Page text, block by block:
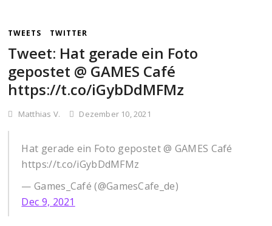
TWEETS TWITTER
Tweet: Hat gerade ein Foto
gepostet @ GAMES Café
https://t.co/iGybDdMFMz
Matthias V. Dezember 10, 2021
Hat gerade ein Foto gepostet @ GAMES Café
https://t.co/iGybDdMFMz
— Games_Café (@GamesCafe_de)
Dec 9, 2021